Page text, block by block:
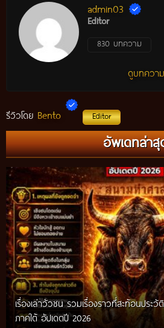
admin03
Editor
830 บทความ
ดูบทควา
รีวิวโดย Bento Editor
อัพเดทล่าสุ
เรื่องเล่าวัวชน รวมเรื่องราวที่สะท้อนประ
ภาคใต้ อัปเดตปี 2026